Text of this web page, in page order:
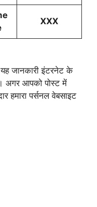
XXX
यह जानकारी इंटरनेट के
अगर आपको पोस्ट में
हमारा पर्सनल वेबसाइट